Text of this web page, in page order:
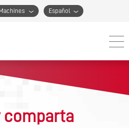
Español
comparta